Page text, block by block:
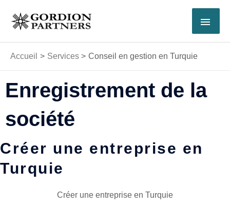
contenu
Accueil Services Conseil en gestion en Turquie
Enregistrement de la
société
Créer une entreprise en
Turquie
Créer une entreprise en Turquie